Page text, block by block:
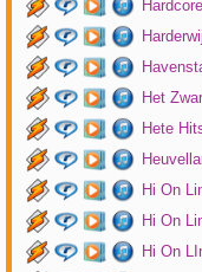
Het
Hete
Hi On
Hi On
Hi On